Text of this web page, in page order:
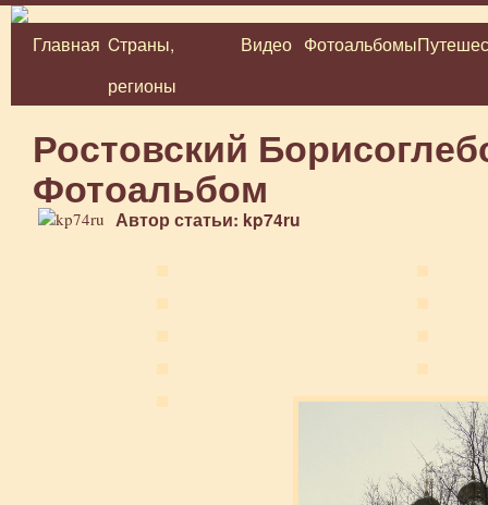
Перейти
Главная Cтраны,
регионы
Видео Фотоальбомы
Ростовский
Фотоальбом
Автор статьи: kp74ru